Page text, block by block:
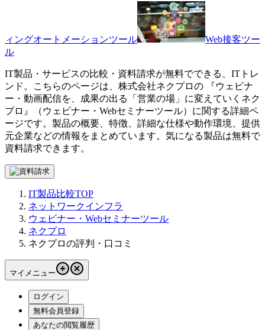
ィングオートメーションツール
Web接客ツー
ル
IT製品・サービスの比較・資料請求が無料でできる、ITトレ
ンド。こちらのページは、 株式会社ネクプロの 『ウェビナ
ー・動画配信を、成果の出る「営業の場」に変えていく ネク
プロ 』（ ウェビナー・Webセミナーツール）に関する詳細ペ
ージです。製品の概要、特徴、詳細な仕様や動作環境、提供
元企業などの情報をまとめています。気になる製品は無料で
資料請求できます。
IT製品比較TOP
ネットワークインフラ
ウェビナー・Webセミナーツール
ネクプロ
ネクプロの評判・口コミ
マイメニュー
ログイン
無料会員登録
あなたの閲覧履歴